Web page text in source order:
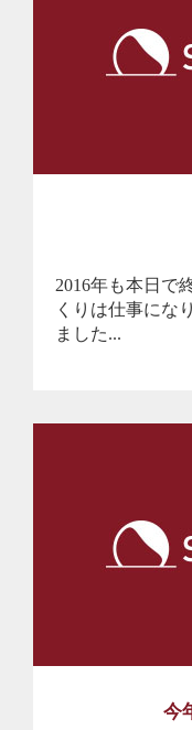
2016年も本日で
くりは仕事にな
ました...
今